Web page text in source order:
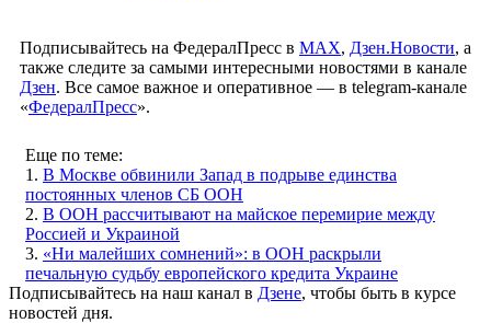
Подписывайтесь на ФедералПресс в МАХ, Дзен.Новости, а
также следите за самыми интересными новостями в канале
Дзен. Все самое важное и оперативное — в telegram-канале
«ФедералПресс».
Еще по теме:
1. В Москве обвинили Запад в подрыве единства
постоянных членов СБ ООН
2. В ООН рассчитывают на майское перемирие между
Россией и Украиной
3. «‎Ни малейших сомнений»: в ООН раскрыли
печальную судьбу европейского кредита Украине
Подписывайтесь на наш канал в Дзене, чтобы быть в курсе
новостей дня.